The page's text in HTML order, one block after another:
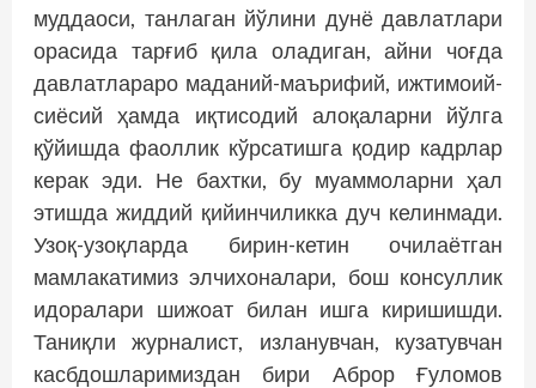
муддаоси, танлаган йўлини дунё давлатлари
орасида тарғиб қила оладиган, айни чоғда
давлатлараро маданий-маърифий, ижтимоий-
сиёсий ҳамда иқтисодий алоқаларни йўлга
қўйишда фаоллик кўрсатишга қодир кадрлар
керак эди. Не бахтки, бу муаммоларни ҳал
этишда жиддий қийинчиликка дуч келинмади.
Узоқ-узоқларда бирин-кетин очилаётган
мамлакатимиз элчихоналари, бош консуллик
идоралари шижоат билан ишга киришишди.
Таниқли журналист, изланувчан, кузатувчан
касбдошларимиздан бири Аброр Ғуломов